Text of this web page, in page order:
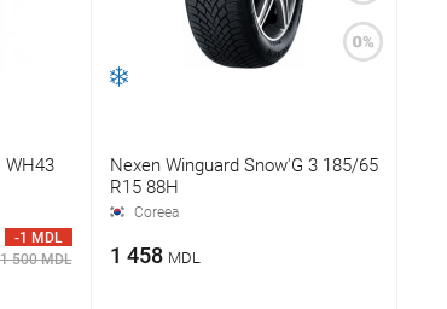
WH43
-1 MDL
1 500 MDL
Nexen Winguard Snow'G 3 185/65
R15 88H
Coreea
1 458 MDL